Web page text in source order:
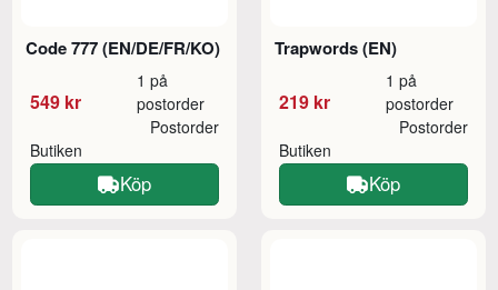
Code 777 (EN/DE/FR/KO)
549 kr
1 på
postorder
Butiken
Postorder
Köp
Trapwords (EN)
219 kr
1 på
postorder
Butiken
Postorder
Köp